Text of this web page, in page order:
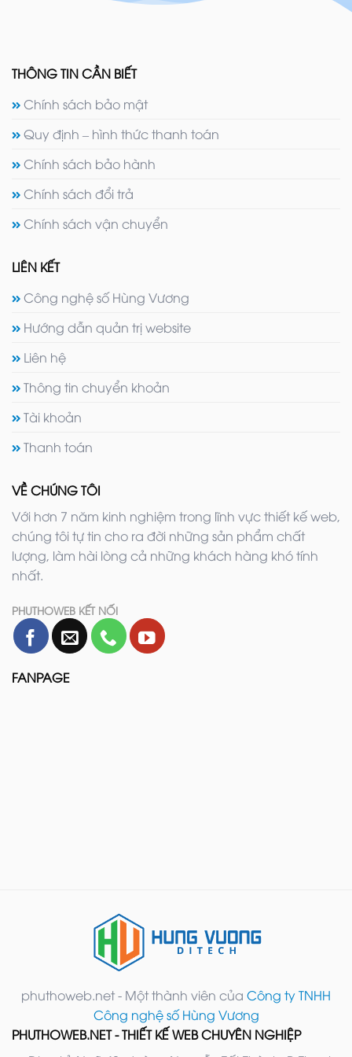
THÔNG TIN CẦN BIẾT
Chính sách bảo mật
Quy định – hình thức thanh toán
Chính sách bảo hành
Chính sách đổi trả
Chính sách vận chuyển
LIÊN KẾT
Công nghệ số Hùng Vương
Hướng dẫn quản trị website
Liên hệ
Thông tin chuyển khoản
Tài khoản
Thanh toán
VỀ CHÚNG TÔI
Với hơn 7 năm kinh nghiệm trong lĩnh vực thiết kế web,
chúng tôi tự tin cho ra đời những sản phẩm chất
lượng, làm hài lòng cả những khách hàng khó tính
nhất.
PHUTHOWEB KẾT NỐI
FANPAGE
phuthoweb.net - Một thành viên của Công ty TNHH
Công nghệ số Hùng Vương
PHUTHOWEB.NET - THIẾT KẾ WEB CHUYÊN NGHIỆP